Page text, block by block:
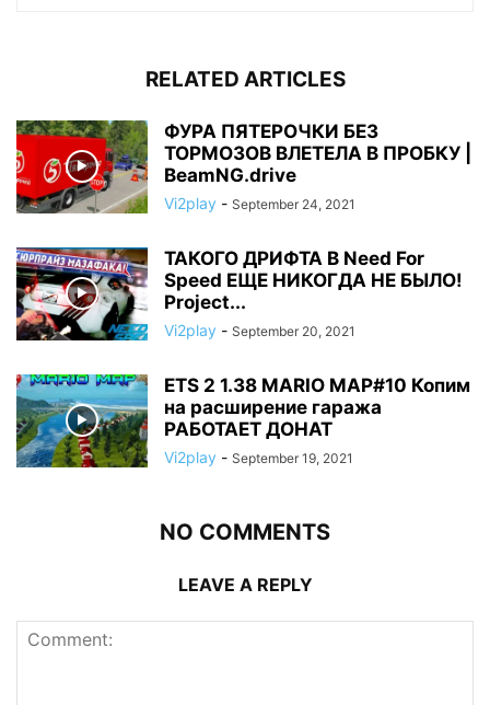
RELATED ARTICLES
ФУРА ПЯТЕРОЧКИ БЕЗ
ТОРМОЗОВ ВЛЕТЕЛА В ПРОБКУ |
BeamNG.drive
Vi2play - September 24, 2021
ТАКОГО ДРИФТА В Need For
Speed ЕЩЕ НИКОГДА НЕ БЫЛО!
Project...
Vi2play - September 20, 2021
ETS 2 1.38 MARIO MAP#10 Копим
на расширение гаража
РАБОТАЕТ ДОНАТ
Vi2play - September 19, 2021
NO COMMENTS
LEAVE A REPLY